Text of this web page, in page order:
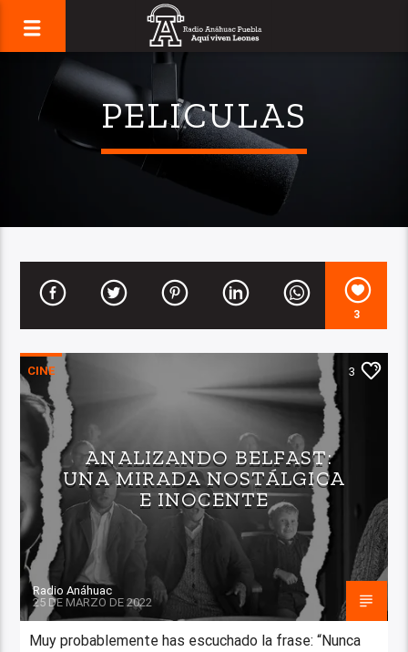
PELICULAS
3
CINE 3
ANALIZANDO BELFAST:
UNA MIRADA NOSTÁLGICA
E INOCENTE
Radio Anáhuac
25 DE MARZO DE 2022
Muy probablemente has escuchado la frase: “Nunca